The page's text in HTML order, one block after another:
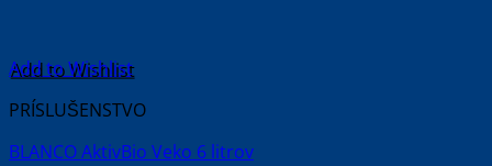
Add to Wishlist
PRÍSLUŠENSTVO
BLANCO AktivBio Veko 6 litrov